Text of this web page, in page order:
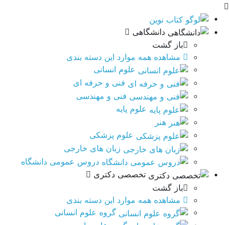
دانشگاهی
باز گشت
مشاهده همه موارد این دسته بندی
علوم انسانی
فنی و حرفه ای
فنی و مهندسی
علوم پایه
هنر
علوم پزشکی
زبان های خارجی
دروس عمومی دانشگاه
تخصصی دکتری
باز گشت
مشاهده همه موارد این دسته بندی
گروه علوم انسانی